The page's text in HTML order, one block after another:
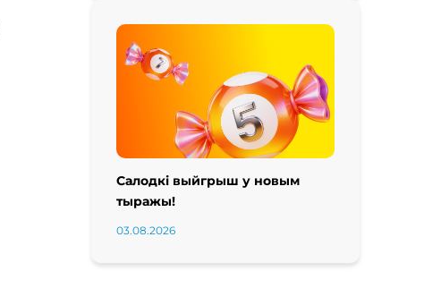
Салодкі выйгрыш у новым
тыражы!
03.08.2026